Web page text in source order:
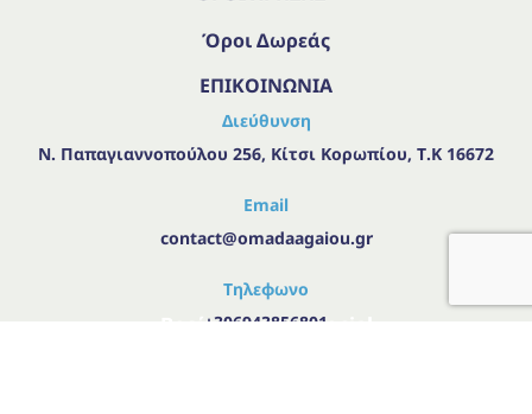
Όροι Δωρεάς
ΕΠΙΚΟΙΝΩΝΙΑ
Διεύθυνση
Ν. Παπαγιαννοπούλου 256, Κίτσι Κορωπίου, Τ.Κ 16672
Email
contact@omadaagaiou.gr
Τηλεφωνο
+306943856801
Βρείτε μας στα social